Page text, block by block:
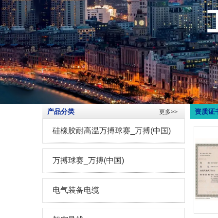
产品分类 更多>>
硅橡胶耐高温万搏球赛_万搏(中国)
万搏球赛_万搏(中国)
电气装备电缆
资质证